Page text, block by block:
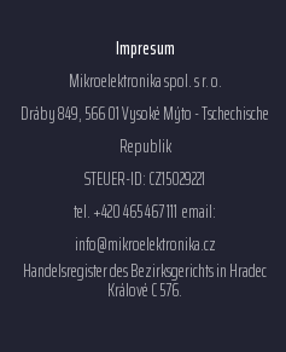
Impresum
Mikroelektronika spol. s r. o.
Dráby 849, 566 01 Vysoké Mýto - Tschechische
Republik
STEUER-ID: CZ15029221
tel. +420 465 467 111 email:
info@mikroelektronika.cz
Handelsregister des Bezirksgerichts in Hradec
Králové C 576.